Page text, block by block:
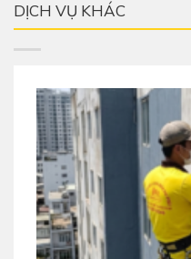
DỊCH VỤ KHÁC